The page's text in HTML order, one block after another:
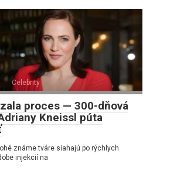
Celebrity
proces — 300-dňová
Kneissl púta
známe tváre siahajú po rýchlych
injekcií na